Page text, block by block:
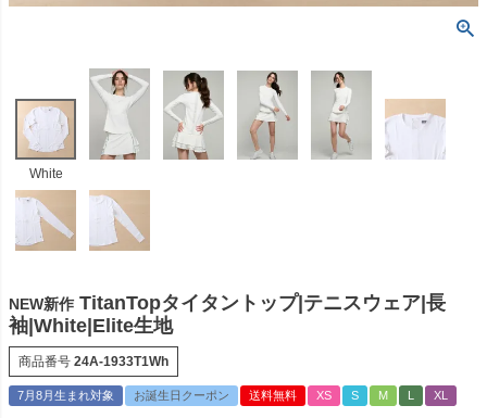
White
NEW新作 TitanTopタイタントップ|テニスウェア|長
袖|White|Elite生地
商品番号 24A-1933T1Wh
7月8月生まれ対象 お誕生日クーポン 送料無料 XS S M XL